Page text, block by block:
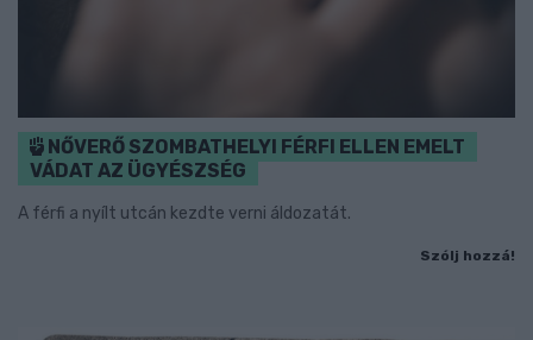
NŐVERŐ SZOMBATHELYI FÉRFI ELLEN EMELT
VÁDAT AZ ÜGYÉSZSÉG
A férfi a nyílt utcán kezdte verni áldozatát.
Szólj hozzá!